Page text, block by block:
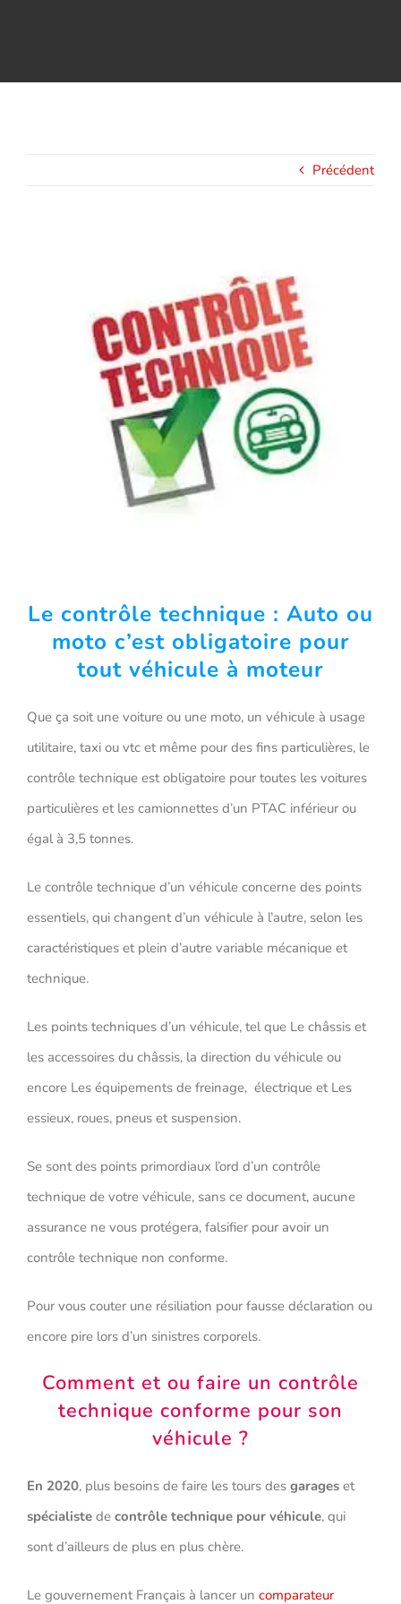
Précédent
Le contrôle technique : Auto ou
moto c’est obligatoire pour
tout véhicule à moteur
Que ça soit une voiture ou une moto, un véhicule à usage
utilitaire, taxi ou vtc et même pour des fins particulières, le
contrôle technique est obligatoire pour toutes les voitures
particulières et les camionnettes d’un PTAC inférieur ou
égal à 3,5 tonnes.
Le contrôle technique d’un véhicule concerne des points
essentiels, qui changent d’un véhicule à l’autre, selon les
caractéristiques et plein d’autre variable mécanique et
technique.
Les points techniques d’un véhicule, tel que Le châssis et
les accessoires du châssis, la direction du véhicule ou
encore Les équipements de freinage, électrique et Les
essieux, roues, pneus et suspension.
Se sont des points primordiaux l’ord d’un contrôle
technique de votre véhicule, sans ce document, aucune
assurance ne vous protégera, falsifier pour avoir un
contrôle technique non conforme.
Pour vous couter une résiliation pour fausse déclaration ou
encore pire lors d’un sinistres corporels.
Comment et ou faire un contrôle
technique conforme pour son
véhicule ?
En 2020, plus besoins de faire les tours des garageset
spécialistede contrôle technique pour véhicule, qui
sont d’ailleurs de plus en plus chère.
Le gouvernement Français à lancer un comparateur